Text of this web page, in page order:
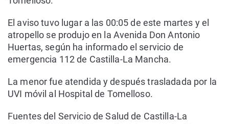
El aviso tuvo lugar a las 00:05 de este martes y el
atropello se produjo en la Avenida Don Antonio
Huertas, según ha informado el servicio de
emergencia 112 de Castilla-La Mancha.
La menor fue atendida y después trasladada por la
UVI móvil al Hospital de Tomelloso.
Fuentes del Servicio de Salud de Castilla-La